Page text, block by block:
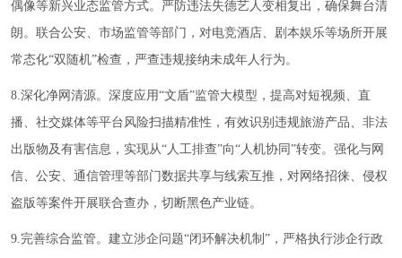
偶像等新兴业态监管方式。严防违法失德艺人变相复出，确保舞台清
朗。联合公安、市场监管等部门，对电竞酒店、剧本娱乐等场所开展
常态化“双随机”检查，严查违规接纳未成年人行为。
8.深化净网清源。深度应用“文盾”监管大模型，提高对短视频、直
播、社交媒体等平台风险扫描精准性，有效识别违规旅游产品、非法
出版物及有害信息，实现从“人工排查”向“人机协同”转变。强化与网
信、公安、通信管理等部门数据共享与线索互推，对网络招徕、侵权
盗版等案件开展联合查办，切断黑色产业链。
9.完善综合监管。建立涉企问题“闭环解决机制”，严格执行涉企行政